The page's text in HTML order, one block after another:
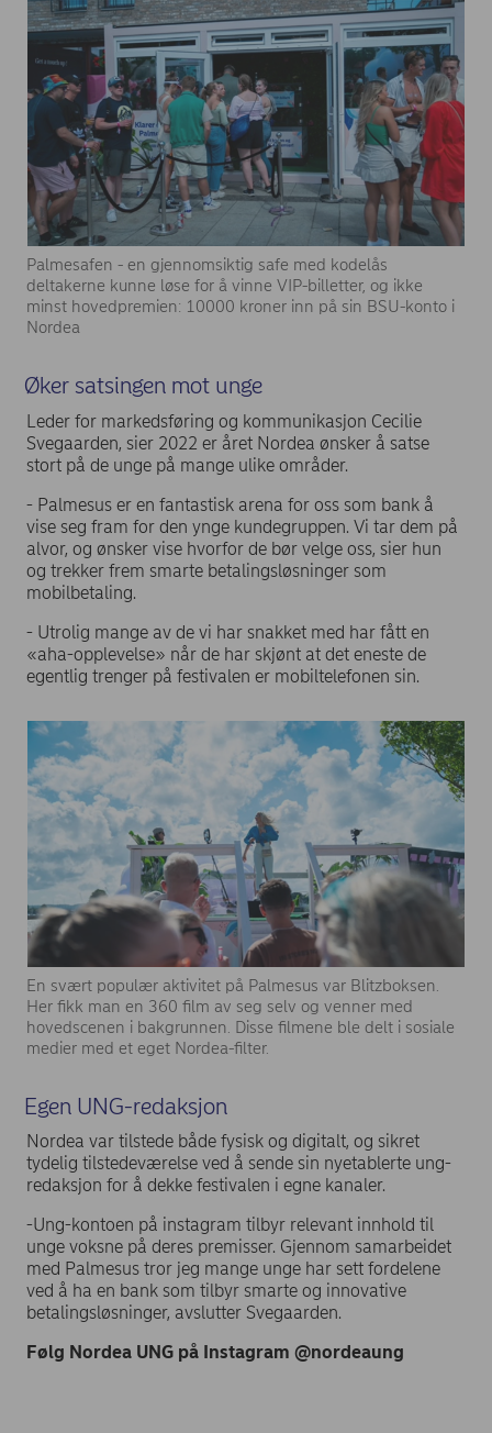
Palmesafen - en gjennomsiktig safe med kodelås
deltakerne kunne løse for å vinne VIP-billetter, og ikke
minst hovedpremien: 10000 kroner inn på sin BSU-konto i
Nordea
Øker satsingen mot unge
Leder for markedsføring og kommunikasjon Cecilie
Svegaarden, sier 2022 er året Nordea ønsker å satse
stort på de unge på mange ulike områder.
- Palmesus er en fantastisk arena for oss som bank å
vise seg fram for den ynge kundegruppen. Vi tar dem på
alvor, og ønsker vise hvorfor de bør velge oss, sier hun
og trekker frem smarte betalingsløsninger som
mobilbetaling.
- Utrolig mange av de vi har snakket med har fått en
«aha-opplevelse» når de har skjønt at det eneste de
egentlig trenger på festivalen er mobiltelefonen sin.
En svært populær aktivitet på Palmesus var Blitzboksen.
Her fikk man en 360 film av seg selv og venner med
hovedscenen i bakgrunnen. Disse filmene ble delt i sosiale
medier med et eget Nordea-filter.
Egen UNG-redaksjon
Nordea var tilstede både fysisk og digitalt, og sikret
tydelig tilstedeværelse ved å sende sin nyetablerte ung-
redaksjon for å dekke festivalen i egne kanaler.
-Ung-kontoen på instagram tilbyr relevant innhold til
unge voksne på deres premisser. Gjennom samarbeidet
med Palmesus tror jeg mange unge har sett fordelene
ved å ha en bank som tilbyr smarte og innovative
betalingsløsninger, avslutter Svegaarden.
Følg Nordea UNG på Instagram @nordeaung